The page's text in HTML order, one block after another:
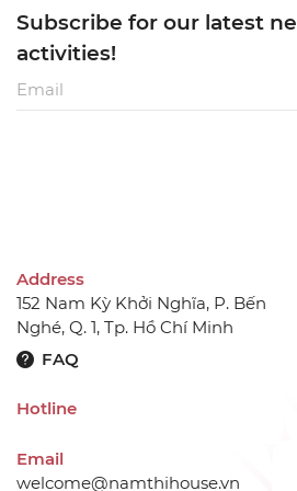
Address
152 Nam Kỳ Khởi Nghĩa, P. Bến
Nghé, Q. 1, Tp. Hồ Chí Minh
FAQ
Hotline
Email
welcome@namthihouse.vn
Subscribe for our latest
activities!